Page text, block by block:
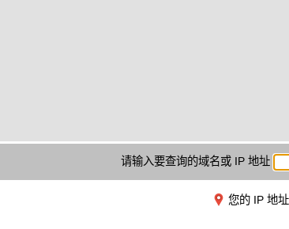
请输入要查询的域名或 IP 地址
您的 IP 地